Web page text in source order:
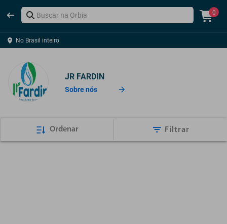
0
No Brasil inteiro
JR FARDIN
Sobre nós
Ordenar Filtrar